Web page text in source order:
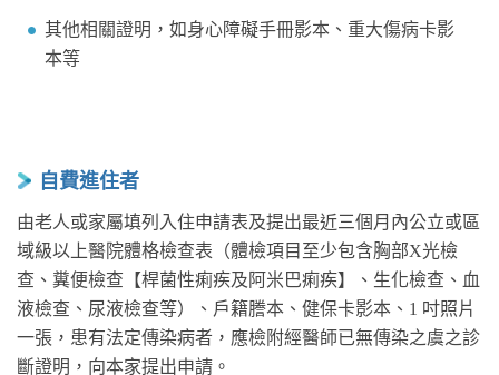
其他相關證明，如身心障礙手冊影本、重大傷病卡影
本等
自費進住者
由老人或家屬填列入住申請表及提出最近三個月內公立或區
域級以上醫院體格檢查表（體檢項目至少包含胸部X光檢
查、糞便檢查【桿菌性痢疾及阿米巴痢疾】、生化檢查、血
液檢查、尿液檢查等）、戶籍謄本、健保卡影本、1 吋照片
一張，患有法定傳染病者，應檢附經醫師已無傳染之虞之診
斷證明，向本家提出申請。